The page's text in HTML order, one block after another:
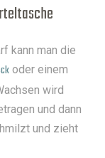
kann man die
oder einem
wird
und dann
und zieht